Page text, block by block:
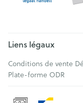
Liens légaux
Conditions de vente
Plate-forme ODR